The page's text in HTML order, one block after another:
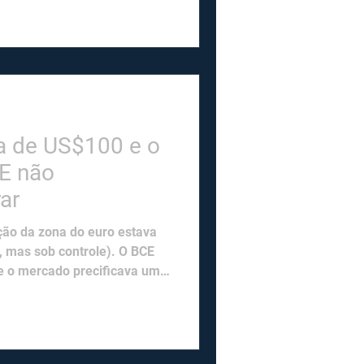
e a Alemanha importou
de US$100 e o
não
da zona do euro estava
sob controle). O BCE
o mercado precificava uma